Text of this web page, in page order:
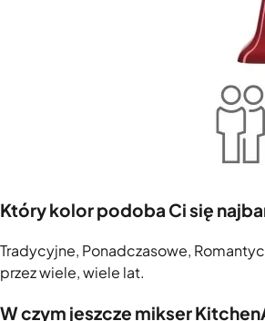
Który kolor podoba Ci się
Tradycyjne, Ponadczasowe,
przez wiele, wiele lat.
W czym jeszcze mikser